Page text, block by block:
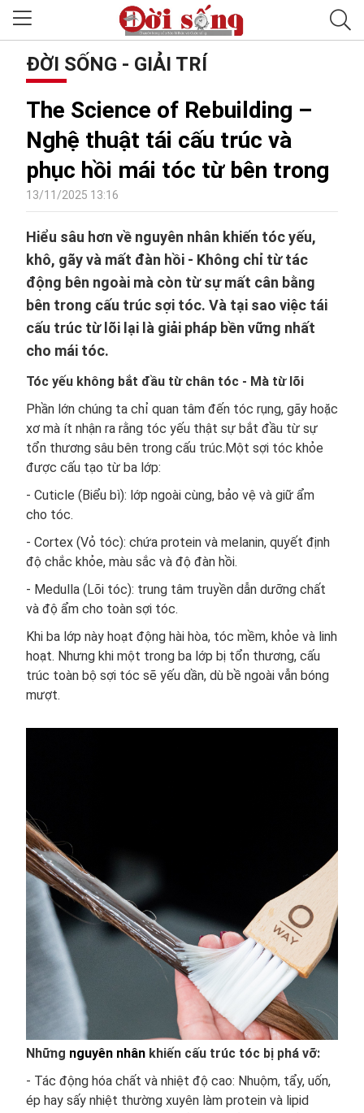
ĐỜI SỐNG - GIẢI TRÍ
The Science of Rebuilding –
Nghệ thuật tái cấu trúc và
phục hồi mái tóc từ bên trong
13/11/2025 13:16
Hiểu sâu hơn về nguyên nhân khiến tóc yếu,
khô, gãy và mất đàn hồi - Không chỉ từ tác
động bên ngoài mà còn từ sự mất cân bằng
bên trong cấu trúc sợi tóc. Và tại sao việc tái
cấu trúc từ lõi lại là giải pháp bền vững nhất
cho mái tóc.
Tóc yếu không bắt đầu từ chân tóc - Mà từ lõi
Phần lớn chúng ta chỉ quan tâm đến tóc rụng, gãy hoặc
xơ mà ít nhận ra rằng tóc yếu thật sự bắt đầu từ sự
tổn thương sâu bên trong cấu trúc.Một sợi tóc khỏe
được cấu tạo từ ba lớp:
- Cuticle (Biểu bì): lớp ngoài cùng, bảo vệ và giữ ẩm
cho tóc.
- Cortex (Vỏ tóc): chứa protein và melanin, quyết định
độ chắc khỏe, màu sắc và độ đàn hồi.
- Medulla (Lõi tóc): trung tâm truyền dẫn dưỡng chất
và độ ẩm cho toàn sợi tóc.
Khi ba lớp này hoạt động hài hòa, tóc mềm, khỏe và linh
hoạt. Nhưng khi một trong ba lớp bị tổn thương, cấu
trúc toàn bộ sợi tóc sẽ yếu dần, dù bề ngoài vẫn bóng
mượt.
Những nguyên nhân khiến cấu trúc tóc bị phá vỡ:
- Tác động hóa chất và nhiệt độ cao: Nhuộm, tẩy, uốn,
ép hay sấy nhiệt thường xuyên làm protein và lipid